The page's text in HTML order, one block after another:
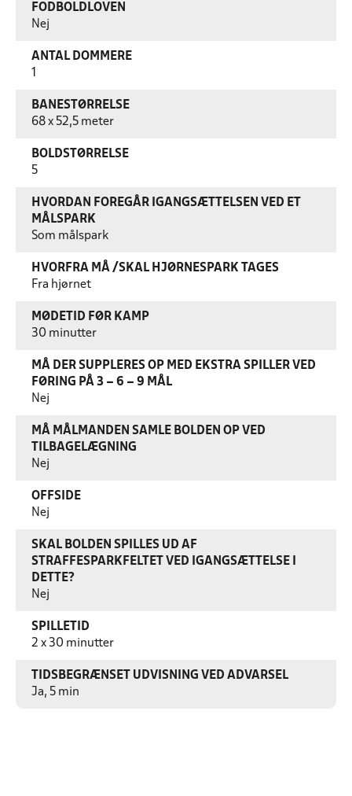
FODBOLDLOVEN
Nej
ANTAL DOMMERE
BANESTØRRELSE
68 x 52,5 meter
BOLDSTØRRELSE
5
HVORDAN FOREGÅR IGANGSÆTTELSEN VED ET
MÅLSPARK
Som målspark
HVORFRA MÅ /SKAL HJØRNESPARK TAGES
Fra hjørnet
MØDETID FØR KAMP
30 minutter
MÅ DER SUPPLERES OP MED EKSTRA SPILLER VED
FØRING PÅ 3 – 6 – 9 MÅL
Nej
MÅ MÅLMANDEN SAMLE BOLDEN OP VED
TILBAGELÆGNING
Nej
OFFSIDE
Nej
SKAL BOLDEN SPILLES UD AF
STRAFFESPARKFELTET VED IGANGSÆTTELSE I
DETTE?
Nej
SPILLETID
2 x 30 minutter
TIDSBEGRÆNSET UDVISNING VED ADVARSEL
Ja, 5 min